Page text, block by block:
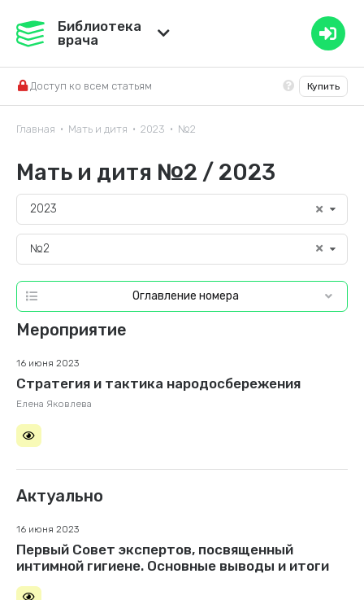
Медвестник
Справочник ЛС
Библиотека
врача
Доступ ко всем статьям Купить
Главная • Мать и дитя • 2023 • №2
Мать и дитя №2 / 2023
2023
№2
Оглавление номера
Мероприятие
16 июня 2023
Стратегия и тактика народосбережения
Елена Яковлева
Актуально
16 июня 2023
Первый Совет экспертов, посвященный
интимной гигиене. Основные выводы и итоги